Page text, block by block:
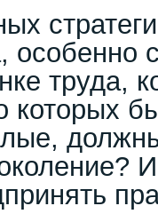
особенно
труда,
которых